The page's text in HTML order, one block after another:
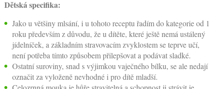
Dětská specifika:
Jako u většiny mlsání, i u tohoto receptu řadím do kategorie od 1
roku především z důvodu, že u dítěte, které ještě nemá ustálený
jídelníček, a základním stravovacím zvyklostem se teprve učí,
není potřeba tímto způsobem přilepšovat a podávat sladké.
Ostatní suroviny, snad s výjimkou vaječného bílku, se ale nedají
označit za vyloženě nevhodné i pro dítě mladší.